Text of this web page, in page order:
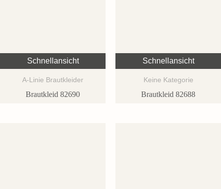
Schnellansicht
A-Linie Brautkleider
Brautkleid 82690
Schnellansicht
Keine Kategorie
Brautkleid 82688